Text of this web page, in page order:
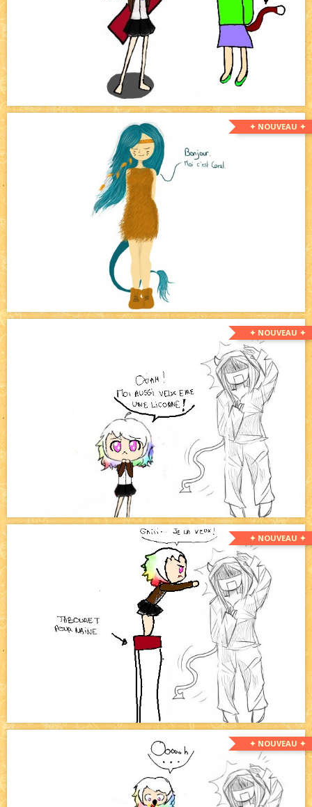
✦ NOUVEAU ✦
✦ NOUVEAU ✦
✦ NOUVEAU ✦
✦ NOUVEAU ✦